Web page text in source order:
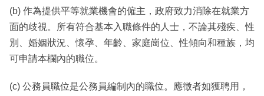
(b) 作為提供平等就業機會的僱主，政府致力消除在就業方
面的歧視。所有符合基本入職條件的人士，不論其殘疾、性
別、婚姻狀況、懷孕、年齡、家庭崗位、性傾向和種族，均
可申請本欄內的職位。
(c) 公務員職位是公務員編制內的職位。應徵者如獲聘用，